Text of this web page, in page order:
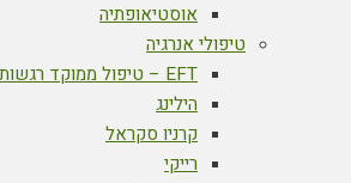
אוסטיאופתיה
טיפולי אנרגיה
EFT – טיפול ממוקד רגשות
הילינג
קרניו סקראל
רייקי